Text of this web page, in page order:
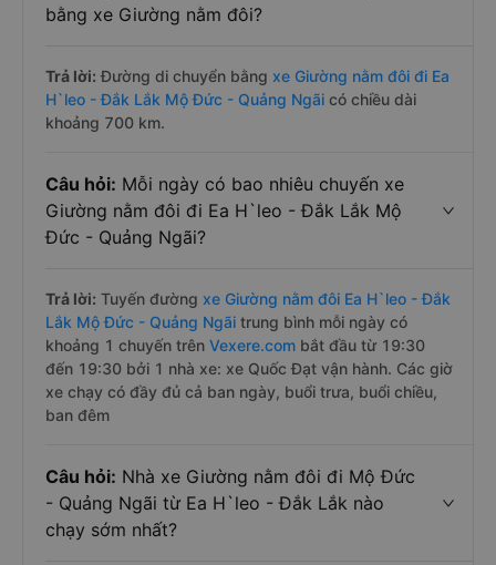
bằng xe Giường nằm đôi?
Trả lời: Đường di chuyển bằng xe Giường nằm đôi đi Ea
H`leo - Đắk Lắk Mộ Đức - Quảng Ngãi có chiều dài
khoảng 700 km.
Câu hỏi: Mỗi ngày có bao nhiêu chuyến xe
Giường nằm đôi đi Ea H`leo - Đắk Lắk Mộ
Đức - Quảng Ngãi?
Trả lời: Tuyến đường xe Giường nằm đôi Ea H`leo - Đắk
Lắk Mộ Đức - Quảng Ngãi trung bình mỗi ngày có
khoảng 1 chuyến trên Vexere.com bắt đầu từ 19:30
đến 19:30 bởi 1 nhà xe: xe Quốc Đạt vận hành. Các giờ
xe chạy có đầy đủ cả ban ngày, buổi trưa, buổi chiều,
ban đêm
Câu hỏi: Nhà xe Giường nằm đôi đi Mộ Đức
- Quảng Ngãi từ Ea H`leo - Đắk Lắk nào
chạy sớm nhất?